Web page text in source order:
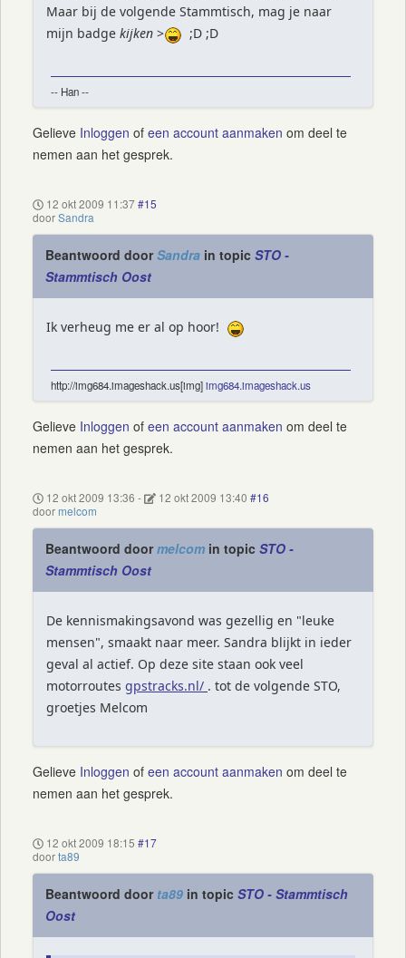
Maar bij de volgende Stammtisch, mag je naar
mijn badge kijken > ;D ;D
-- Han --
Gelieve Inloggen of een account aanmaken om deel te
nemen aan het gesprek.
12 okt 2009 11:37 #15
doorSandra
Beantwoord doorSandra in topic STO -
Stammtisch Oost
Ik verheug me er al op hoor!
http://img684.imageshack.us[img]img684.imageshack.us
Gelieve Inloggen of een account aanmaken om deel te
nemen aan het gesprek.
12 okt 2009 13:36 - 12 okt 2009 13:40 #16
doormelcom
Beantwoord doormelcom in topic STO -
Stammtisch Oost
De kennismakingsavond was gezellig en "leuke
mensen", smaakt naar meer. Sandra blijkt in ieder
geval al actief. Op deze site staan ook veel
motorroutes gpstracks.nl/ . tot de volgende STO,
groetjes Melcom
Gelieve Inloggen of een account aanmaken om deel te
nemen aan het gesprek.
12 okt 2009 18:15 #17
doorta89
Beantwoord door ta89 in topic STO - Stammtisch
Oost